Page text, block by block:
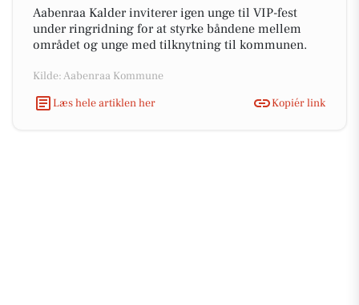
Aabenraa Kalder inviterer igen unge til VIP-fest
under ringridning for at styrke båndene mellem
området og unge med tilknytning til kommunen.
Kilde: Aabenraa Kommune
Læs hele artiklen her
Kopiér link